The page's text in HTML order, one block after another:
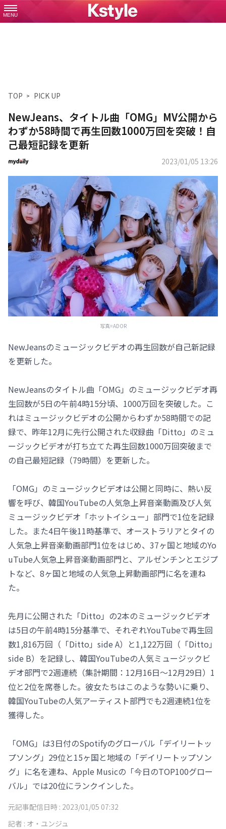
MENU
TOP PICK UP
NewJeans、タイトル曲「OMG」MV公開から
わずか58時間で再生回数1000万回を突破！自
己最短記録を更新
2023/01/05 13:26
写真=ADOR
NewJeansのミュージックビデオの再生回数が自己新記録
を更新した。
NewJeansのタイトル曲「OMG」のミュージックビデオ再
生回数が5日の午前4時15分頃、1000万回を突破した。こ
れはミュージックビデオの公開からわずか58時間での記
録で、昨年12月に先行公開された収録曲「Ditto」のミュ
ージックビデオが打ち立てた再生回数1000万回突破まで
の自己最短記録（79時間）を更新した。
「OMG」のミュージックビデオは公開と同時に、熱い反
響を呼び、韓国YouTubeの人気急上昇音楽動画及び人気
ミュージックビデオ「ホットイシュー」部門で1位を記録
した。また4日午後11時基準で、オーストラリアとタイの
人気急上昇音楽動画部門1位をはじめ、37ヶ国と地域のYo
uTube人気急上昇音楽動画部門と、アルゼンチンとエジプ
トなど、8ヶ国と地域の人気急上昇動画部門に名を連ね
た。
先月に公開された「Ditto」の2本のミュージックビデオ
は5日の午前4時15分基準で、それぞれYouTubeで再生回
数1,816万回（「Ditto」side A）と1,122万回（「Ditto」
side B）を記録し、韓国YouTubeの人気ミュージックビ
デオ部門で2週連続（集計期間：12月16日～12月29日）1
位と2位を席巻した。彼女たちはこのような勢いに乗り、
韓国YouTubeの人気アーティスト部門でも2週連続1位を
獲得した。
「OMG」は3日付のSpotifyのグローバル「デイリートッ
プソング」29位と15ヶ国と地域の「デイリートップソン
グ」に名を連ね、Apple Musicの「今日のTOP100グロー
バル」では20位にランクインした。
元記事配信日時 : 2023/01/05 07:32
記者 : オ・ユンジュ